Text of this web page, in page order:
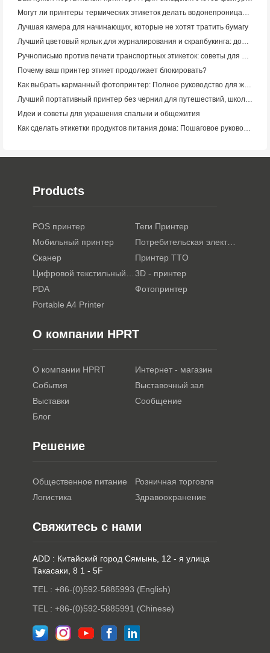
Могут ли принтеры термических этикеток делать водонепроницаемые этикетки для продуктов малого бизнеса?
Лучшая камера для начинающих, которые не хотят тратить бумагу
Лучший цветовый ярлык для журналирования и скрапбукинга: добавьте больше цвета на каждую страницу
Ручнописьмо против печати транспортных этикеток: советы для малого бизнеса в 2026 году
Почему ваш принтер этикет продолжает блокировать?
Как выбрать карманный фотопринтер: Полное руководство для журналистов, путешественников и пользователей iPhone
Лучший портативный принтер без чернил для путешествий, школы и мобильной работы: Hanin MT620 Pro Review
Идеи и советы для украшения спальни и общежития
Как сделать этикетки продуктов питания дома: Пошаговое руководство для малого пищевого бизнеса
Products
POS принтер
Теги Принтер
Мобильный принтер
Сканер
Принтер TTO
3D - принтер
PDA
Фотопринтер
Portable A4 Printer
О компании HPRT
О компании HPRT
Интернет - магазин
События
Выставочный зал
Выставки
Сообщение
Блог
Решение
Общественное питание
Розничная торговля
Логистика
Здравоохранение
Свяжитесь с нами
ADD : Китайский город Сямынь, 12 - я улица
Такасаки, 8 1 - 5F
TEL : +86-(0)592-5885993 (English)
TEL : +86-(0)592-5885991 (Chinese)